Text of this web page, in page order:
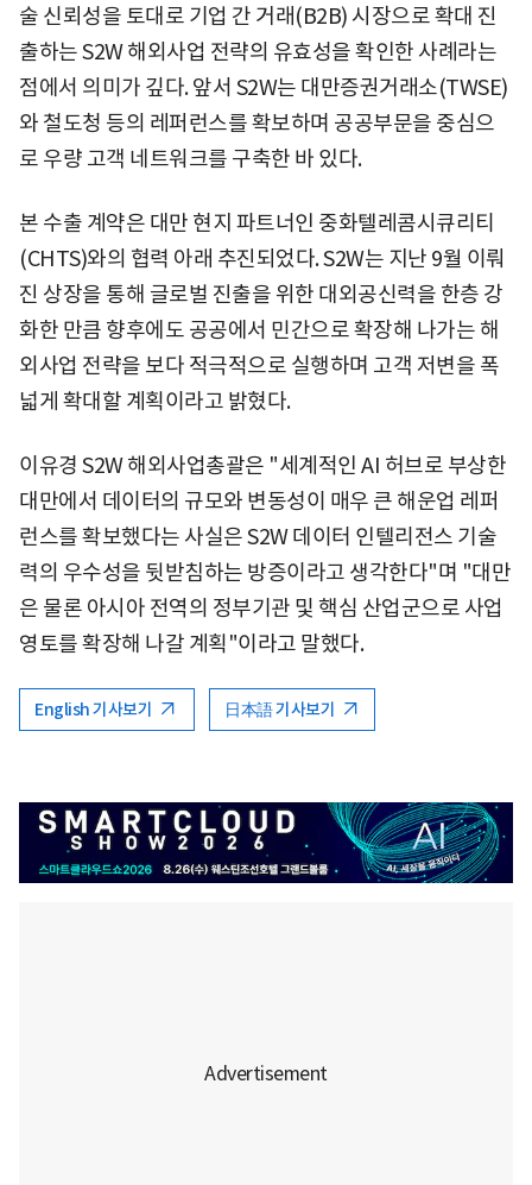
술 신뢰성을 토대로 기업 간 거래(B2B) 시장으로 확대 진
출하는 S2W 해외사업 전략의 유효성을 확인한 사례라는
점에서 의미가 깊다. 앞서 S2W는 대만증권거래소(TWSE)
와 철도청 등의 레퍼런스를 확보하며 공공부문을 중심으
로 우량 고객 네트워크를 구축한 바 있다.
본 수출 계약은 대만 현지 파트너인 중화텔레콤시큐리티
(CHTS)와의 협력 아래 추진되었다. S2W는 지난 9월 이뤄
진 상장을 통해 글로벌 진출을 위한 대외공신력을 한층 강
화한 만큼 향후에도 공공에서 민간으로 확장해 나가는 해
외사업 전략을 보다 적극적으로 실행하며 고객 저변을 폭
넓게 확대할 계획이라고 밝혔다.
이유경 S2W 해외사업총괄은 "세계적인 AI 허브로 부상한
대만에서 데이터의 규모와 변동성이 매우 큰 해운업 레퍼
런스를 확보했다는 사실은 S2W 데이터 인텔리전스 기술
력의 우수성을 뒷받침하는 방증이라고 생각한다"며 "대만
은 물론 아시아 전역의 정부기관 및 핵심 산업군으로 사업
영토를 확장해 나갈 계획"이라고 말했다.
English 기사보기 日本語 기사보기